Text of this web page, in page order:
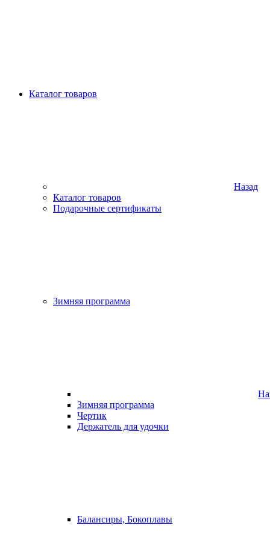
Каталог товаров
Назад
Каталог товаров
Подарочные сертификаты
Зимняя программа
Зимняя программа
Чертик
Держатель для удочки
Балансиры, Бокоплавы